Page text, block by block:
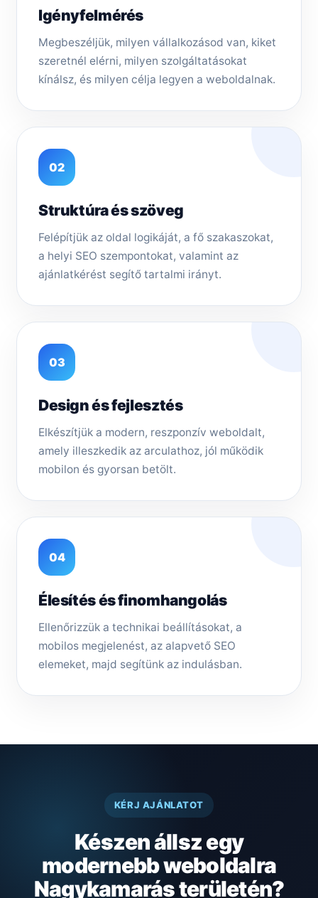
Igényfelmérés
Megbeszéljük, milyen vállalkozásod van, kiket
szeretnél elérni, milyen szolgáltatásokat
kínálsz, és milyen célja legyen a weboldalnak.
02
Struktúra és szöveg
Felépítjük az oldal logikáját, a fő szakaszokat,
a helyi SEO szempontokat, valamint az
ajánlatkérést segítő tartalmi irányt.
03
Design és fejlesztés
Elkészítjük a modern, reszponzív weboldalt,
amely illeszkedik az arculathoz, jól működik
mobilon és gyorsan betölt.
04
Élesítés és finomhangolás
Ellenőrizzük a technikai beállításokat, a
mobilos megjelenést, az alapvető SEO
elemeket, majd segítünk az indulásban.
KÉRJ AJÁNLATOT
Készen állsz egy
modernebb weboldalra
Nagykamarás területén?